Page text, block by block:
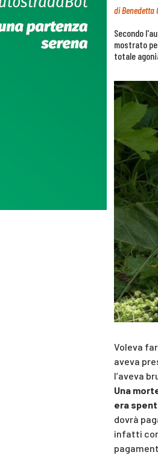
diBenedetta
Secondo
mostrato
totale
Voleva
aveva
l’aveva
Una
era
dovrà
infatti